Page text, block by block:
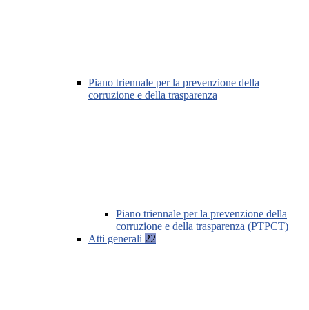
Piano triennale per la prevenzione della
corruzione e della trasparenza
Piano triennale per la prevenzione della
corruzione e della trasparenza (PTPCT)
Atti generali 22